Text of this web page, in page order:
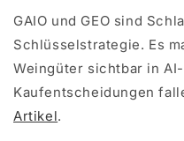
GAIO und GEO sind
Schlüsselstrategie. Es
Weingüter sichtbar in
Kaufentscheidungen
Artikel.